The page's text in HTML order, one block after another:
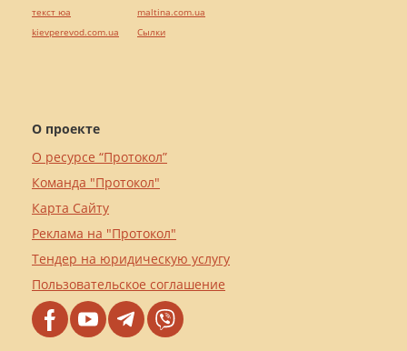
О проекте
О ресурсе “Протокол”
Команда "Протокол"
Карта Сайту
Реклама на "Протокол"
Тендер на юридическую услугу
Пользовательское соглашение
текст юа
kievperevod.com.ua
maltina.com.ua
Cылки